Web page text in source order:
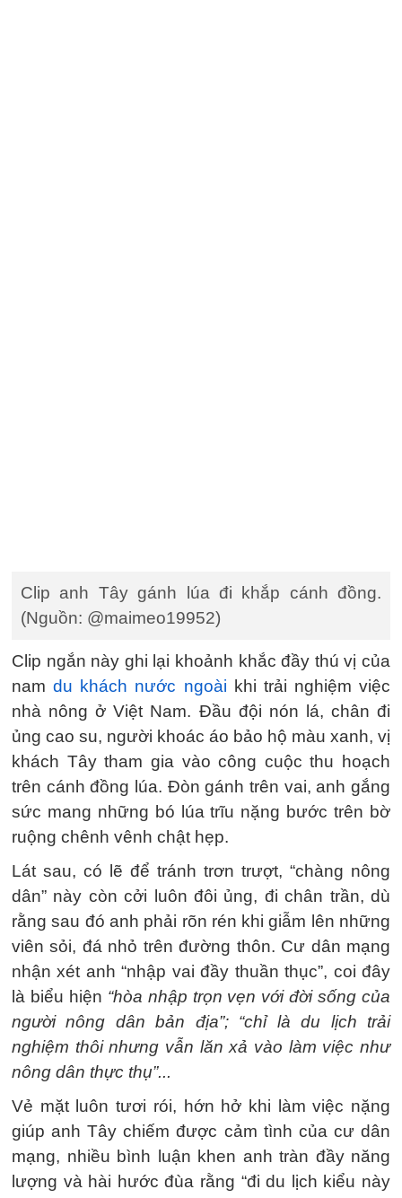
Clip anh Tây gánh lúa đi khắp cánh đồng.
(Nguồn: @maimeo19952)
Clip ngắn này ghi lại khoảnh khắc đầy thú vị của
namdu khách nước ngoài khi trải nghiệm việc
nhà nông ở Việt Nam. Đầu đội nón lá, chân đi
ủng cao su, người khoác áo bảo hộ màu xanh, vị
khách Tây tham gia vào công cuộc thu hoạch
trên cánh đồng lúa. Đòn gánh trên vai, anh gắng
sức mang những bó lúa trĩu nặng bước trên bờ
ruộng chênh vênh chật hẹp.
Lát sau, có lẽ để tránh trơn trượt, “chàng nông
dân” này còn cởi luôn đôi ủng, đi chân trần, dù
rằng sau đó anh phải rõn rén khi giẫm lên những
viên sỏi, đá nhỏ trên đường thôn. Cư dân mạng
nhận xét anh “nhập vai đầy thuần thục”, coi đây
là biểu hiện “hòa nhập trọn vẹn với đời sống của
người nông dân bản địa”; “chỉ là du lịch trải
nghiệm thôi nhưng vẫn lăn xả vào làm việc như
nông dân thực thụ”...
Vẻ mặt luôn tươi rói, hớn hở khi làm việc nặng
giúp anh Tây chiếm được cảm tình của cư dân
mạng, nhiều bình luận khen anh tràn đầy năng
lượng và hài hước đùa rằng “đi du lịch kiểu này